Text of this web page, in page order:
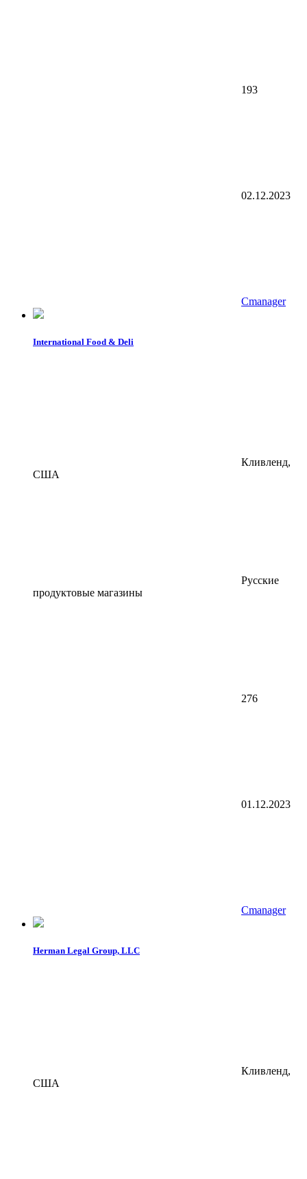
193
02.12.2023
Cmanager
International Food & Deli
Кливленд,
США
Русские
продуктовые магазины
276
01.12.2023
Cmanager
Herman Legal Group, LLC
Кливленд,
США